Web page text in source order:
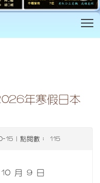
年寒假日本
15 | 點閱數： 115
10 月 9 日